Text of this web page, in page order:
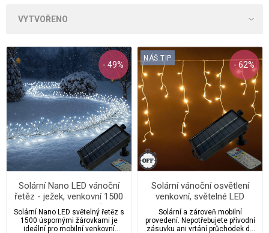
- 49%
Solární Nano LED vánoční
řetěz - ježek, venkovní 1500
LED / 55 m s ovladačem,
časovačem, pamětí a
regulací intenzity svícení
Solární Nano LED světelný řetěz s
1500 úspornými žárovkami je
ideální pro mobilní venkovní
- 62%
NÁŠ TIP
Solární vánoční osvětlení
venkovní, světelné LED
krápníky 310 Led / 15 m s
propojovacím systémem,
ovladačem, časovačem a
Solární a zároveň mobilní
provedení. Nepotřebujete přívodní
zásuvku ani vrtání průchodek do